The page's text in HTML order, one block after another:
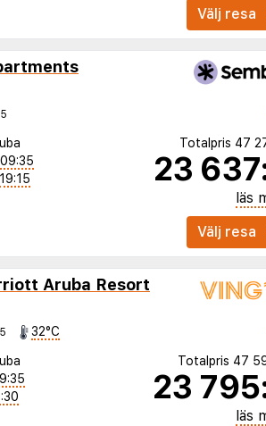
Välj resa
09:35
19:15
Totalpris 47
23
läs
Välj resa
Aruba Resort
32°C
Totalpris 47
23
läs